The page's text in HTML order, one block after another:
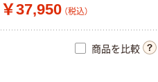
￥37,950 （税込）
商品を比較